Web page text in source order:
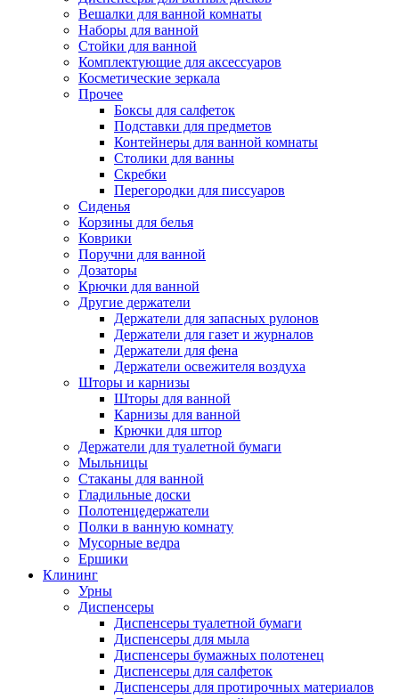
Вешалки для ванной комнаты
Наборы для ванной
Стойки для ванной
Комплектующие для аксессуаров
Косметические зеркала
Прочее
Боксы для салфеток
Подставки для предметов
Контейнеры для ванной комнаты
Столики для ванны
Скребки
Перегородки для писсуаров
Сиденья
Корзины для белья
Коврики
Поручни для ванной
Дозаторы
Крючки для ванной
Другие держатели
Держатели для запасных рулонов
Держатели для газет и журналов
Держатели для фена
Держатели освежителя воздуха
Шторы и карнизы
Шторы для ванной
Карнизы для ванной
Крючки для штор
Держатели для туалетной бумаги
Мыльницы
Стаканы для ванной
Гладильные доски
Полотенцедержатели
Полки в ванную комнату
Мусорные ведра
Ершики
Клининг
Урны
Диспенсеры
Диспенсеры туалетной бумаги
Диспенсеры для мыла
Диспенсеры бумажных полотенец
Диспенсеры для салфеток
Диспенсеры для протирочных материалов